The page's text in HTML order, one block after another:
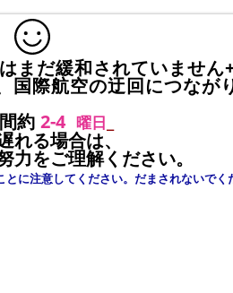
まだ緩和されていません
国際航空の迂回につなが
約 2-4 曜日
れる場合は、
力をご理解ください。
に注意してください。だまされないでく